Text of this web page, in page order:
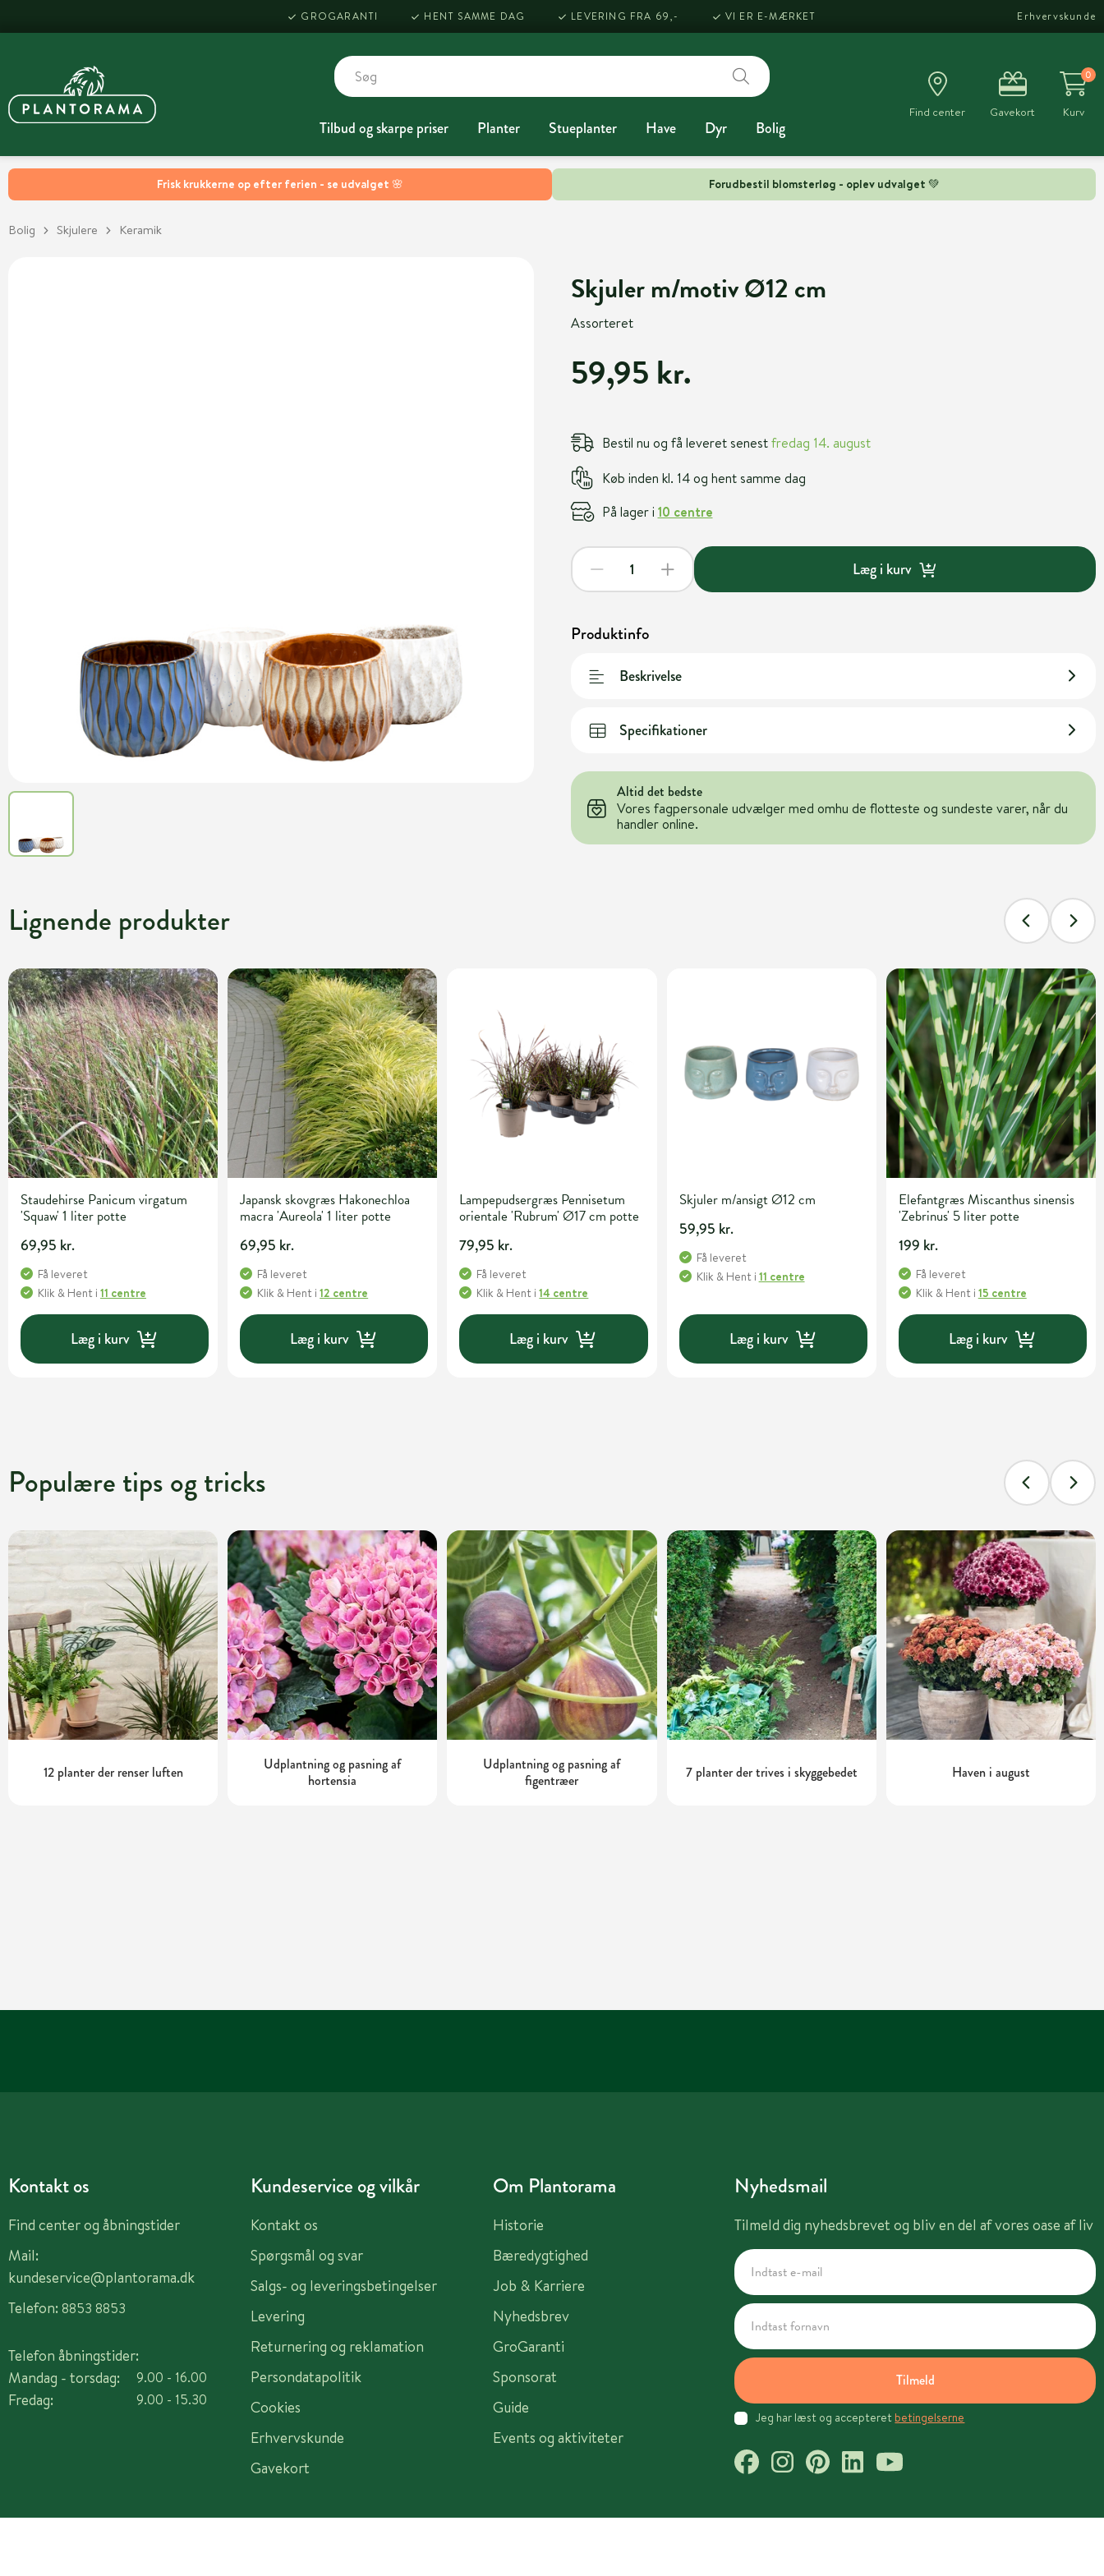
Frisk krukkerne op efter ferien - se udvalget 🌸 Forudbestil blomsterløg - oplev udvalget 💚
GROGARANTI HENT SAMME DAG LEVERING FRA 69,- VI ER E-MÆRKET Erhvervskunde
Tilbud og skarpe priser Planter Stueplanter Have Dyr Bolig
Find center Gavekort
0
Kurv
Bolig Skjulere Keramik
Skjuler m/motiv Ø12 cm
Assorteret
59,95 kr.
Bestil nu og få leveret senestfredag 14. august
Køb inden kl. 14 og hent samme dag
På lager i 10 centre
Læg i kurv
Produktinfo
Beskrivelse
Specifikationer
Altid det bedste
Vores fagpersonale udvælger med omhu de flotteste og sundeste varer, når du
handler online.
Lignende produkter
Staudehirse Panicum virgatum
'Squaw' 1 liter potte
69,95 kr.
Få leveret
Klik & Hent i 11 centre
Læg i kurv
Japansk skovgræs Hakonechloa
macra 'Aureola' 1 liter potte
69,95 kr.
Få leveret
Klik & Hent i12 centre
Læg i kurv
Lampepudsergræs Pennisetum
orientale 'Rubrum' Ø17 cm potte
79,95 kr.
Få leveret
Klik & Hent i14 centre
Læg i kurv
Skjuler m/ansigt Ø12 cm
59,95 kr.
Få leveret
Klik & Hent i 11 centre
Læg i kurv
Elefantgræs Miscanthus sinensis
'Zebrinus' 5 liter potte
199 kr.
Få leveret
Klik & Hent i 15 centre
Læg i kurv
Populære tips og tricks
12 planter der renser luften
Udplantning og pasning af
hortensia
Udplantning og pasning af
figentræer
7 planter der trives i skyggebedet Haven i august
Kontakt os
Find center og åbningstider
Mail:
kundeservice@plantorama.dk
Telefon: 8853 8853
Telefon åbningstider:
Mandag - torsdag:
Fredag:
9.00 - 16.00
9.00 - 15.30
Kundeservice og vilkår
Kontakt os
Spørgsmål og svar
Salgs- og leveringsbetingelser
Levering
Returnering og reklamation
Persondatapolitik
Cookies
Erhvervskunde
Gavekort
Om Plantorama
Historie
Bæredygtighed
Job & Karriere
Nyhedsbrev
GroGaranti
Sponsorat
Guide
Events og aktiviteter
Nyhedsmail
Tilmeld dig nyhedsbrevet og bliv en del af vores oase af liv
Tilmeld
Jeg har læst og accepteret betingelserne